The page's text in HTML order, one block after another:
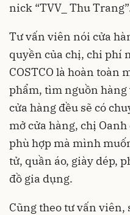
nick “TVV_ Thu
Tư vấn viên nói cửa
quyền của chị, chi phí
COSTCO là hoàn toàn
phẩm, tìm nguồn hàng
cửa hàng đều sẽ có
mở cửa hàng, chị
phù hợp mà mình
tử, quần áo, giày dép,
đồ gia dụng.
Cũng theo tư vấn viên,